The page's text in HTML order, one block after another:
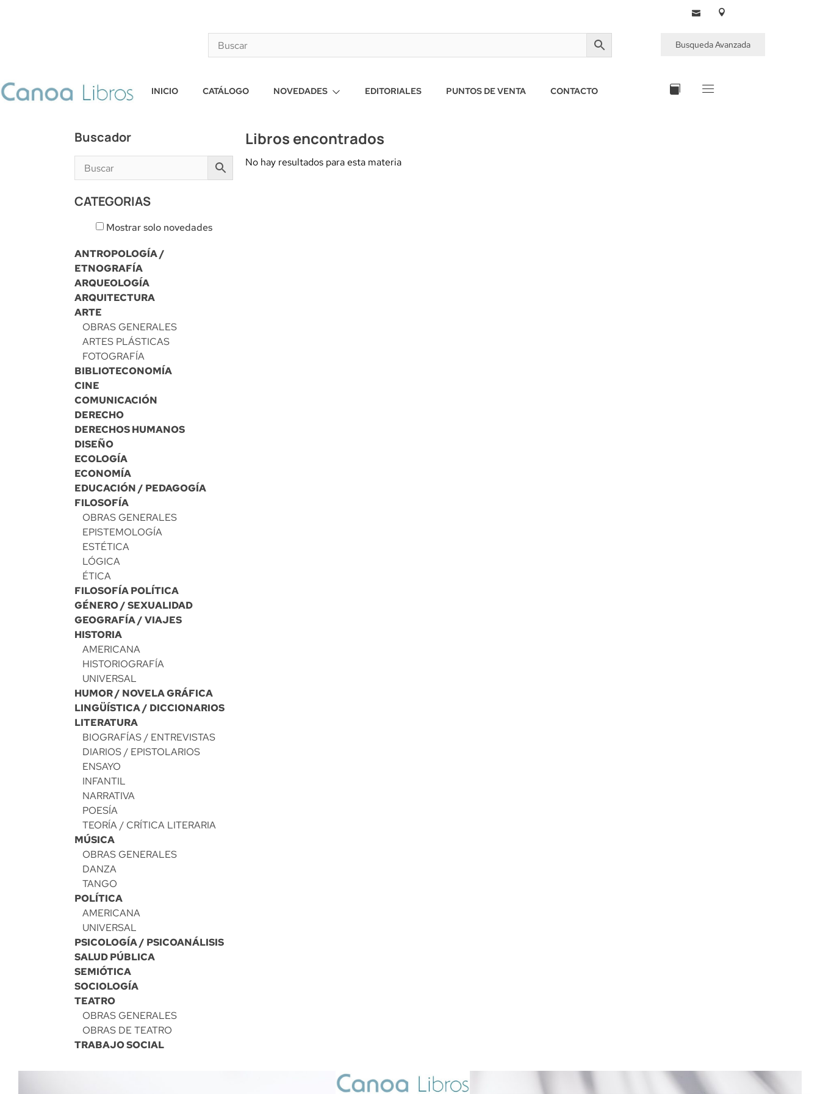
Busqueda Avanzada
INICIO CATÁLOGO NOVEDADES EDITORIALES PUNTOS DE VENTA CONTACTO
Buscador
CATEGORIAS
Mostrar solo novedades
ANTROPOLOGÍA /
ETNOGRAFÍA
ARQUEOLOGÍA
ARQUITECTURA
ARTE
OBRAS GENERALES
ARTES PLÁSTICAS
FOTOGRAFÍA
BIBLIOTECONOMÍA
CINE
COMUNICACIÓN
DERECHO
DERECHOS HUMANOS
DISEÑO
ECOLOGÍA
ECONOMÍA
EDUCACIÓN / PEDAGOGÍA
FILOSOFÍA
OBRAS GENERALES
EPISTEMOLOGÍA
ESTÉTICA
LÓGICA
ÉTICA
FILOSOFÍA POLÍTICA
GÉNERO / SEXUALIDAD
GEOGRAFÍA / VIAJES
HISTORIA
AMERICANA
HISTORIOGRAFÍA
UNIVERSAL
HUMOR / NOVELA GRÁFICA
LINGÜÍSTICA / DICCIONARIOS
LITERATURA
BIOGRAFÍAS / ENTREVISTAS
DIARIOS / EPISTOLARIOS
ENSAYO
INFANTIL
NARRATIVA
POESÍA
TEORÍA / CRÍTICA LITERARIA
MÚSICA
OBRAS GENERALES
DANZA
TANGO
POLÍTICA
AMERICANA
UNIVERSAL
PSICOLOGÍA / PSICOANÁLISIS
SALUD PÚBLICA
SEMIÓTICA
SOCIOLOGÍA
TEATRO
OBRAS GENERALES
OBRAS DE TEATRO
TRABAJO SOCIAL
Libros encontrados
No hay resultados para esta materia